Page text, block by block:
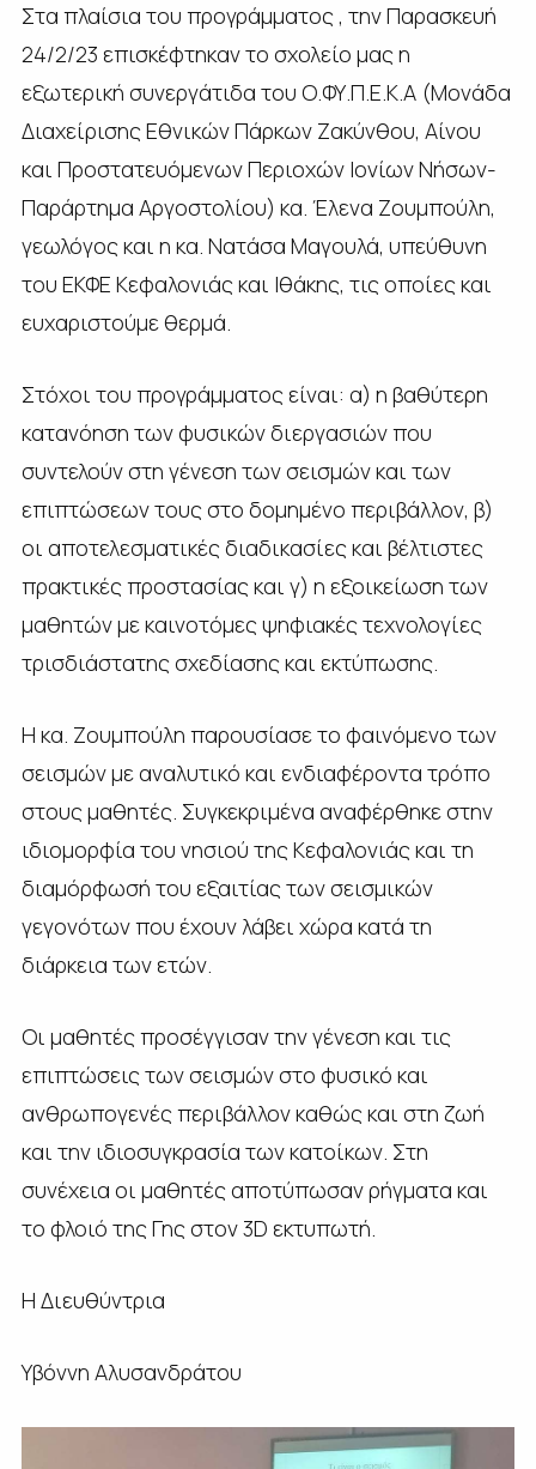
Στα πλαίσια του προγράμματος , την Παρασκευή
24/2/23 επισκέφτηκαν το σχολείο μας η
εξωτερική συνεργάτιδα του Ο.ΦΥ.Π.Ε.Κ.Α (Μονάδα
Διαχείρισης Εθνικών Πάρκων Ζακύνθου, Αίνου
και Προστατευόμενων Περιοχών Ιονίων Νήσων-
Παράρτημα Αργοστολίου) κα. Έλενα Ζουμπούλη,
γεωλόγος και η κα. Νατάσα Μαγουλά, υπεύθυνη
του ΕΚΦΕ Κεφαλονιάς και Ιθάκης, τις οποίες και
ευχαριστούμε θερμά.
Στόχοι του προγράμματος είναι: α) η βαθύτερη
κατανόηση των φυσικών διεργασιών που
συντελούν στη γένεση των σεισμών και των
επιπτώσεων τους στο δομημένο περιβάλλον, β)
οι αποτελεσματικές διαδικασίες και βέλτιστες
πρακτικές προστασίας και γ) η εξοικείωση των
μαθητών με καινοτόμες ψηφιακές τεχνολογίες
τρισδιάστατης σχεδίασης και εκτύπωσης.
Η κα. Ζουμπούλη παρουσίασε το φαινόμενο των
σεισμών με αναλυτικό και ενδιαφέροντα τρόπο
στους μαθητές. Συγκεκριμένα αναφέρθηκε στην
ιδιομορφία του νησιού της Κεφαλονιάς και τη
διαμόρφωσή του εξαιτίας των σεισμικών
γεγονότων που έχουν λάβει χώρα κατά τη
διάρκεια των ετών.
Οι μαθητές προσέγγισαν την γένεση και τις
επιπτώσεις των σεισμών στο φυσικό και
ανθρωπογενές περιβάλλον καθώς και στη ζωή
και την ιδιοσυγκρασία των κατοίκων. Στη
συνέχεια οι μαθητές αποτύπωσαν ρήγματα και
το φλοιό της Γης στον 3D εκτυπωτή.
Η Διευθύντρια
Υβόννη Αλυσανδράτου